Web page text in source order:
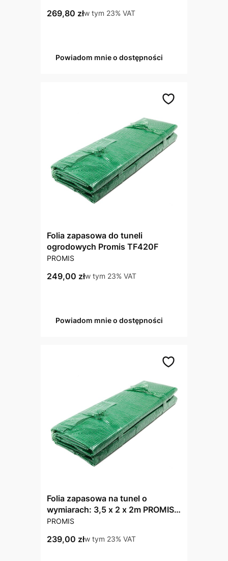
Cena brutto
269,80 złw tym %s VAT
w tym 23% VAT
Powiadom mnie o dostępności
Folia zapasowa do tuneli
ogrodowych Promis TF420F
PRODUCENT
PROMIS
Cena brutto
249,00 złw tym %s VAT
w tym 23% VAT
Powiadom mnie o dostępności
Folia zapasowa na tunel o
wymiarach: 3,5 x 2 x 2m PROMIS
TF350F
PRODUCENT
PROMIS
Cena brutto
239,00 złw tym %s VAT
w tym 23% VAT